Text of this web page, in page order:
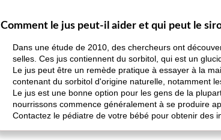
Comment le jus peut-il aider et qui peut le
Dans une étude de 2010, des chercheurs ont
selles. Ces jus contiennent du sorbitol, qui est un
Le jus peut être un remède pratique à essayer à la
contenant du sorbitol d'origine naturelle, notamment
Le jus est une bonne option pour les gens de la
nourrissons commence généralement à se produire
Contactez le pédiatre de votre bébé pour obtenir des